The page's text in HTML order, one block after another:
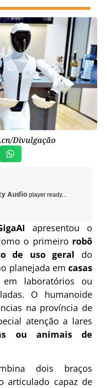
Divulgação
Audio player ready...
apresentou o
o primeiro robô
de uso geral do
planejada em casas
laboratórios ou
O humanoide
na província de
atenção a lares
ou animais de
dois braços
articulado capaz de